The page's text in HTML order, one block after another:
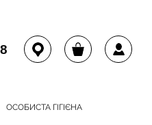
ОСОБИСТА ГІГІЄНА